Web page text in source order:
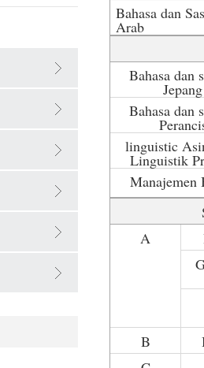
Bahasa dan
Arab
Bahasa dan
Jepang
Bahasa dan
linguistic
Linguistik
Manajemen
A
B